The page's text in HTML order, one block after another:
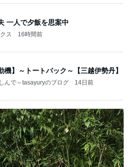
一人で夕飯を思案中
ス 16時間前
機】～トートバック～【三越伊勢丹】
んで～tasayuryのブログ 14日前